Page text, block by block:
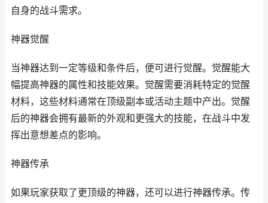
自身的战斗需求。
神器觉醒
当神器达到一定等级和条件后，便可进行觉醒。觉醒能大
幅提高神器的属性和技能效果。觉醒需要消耗特定的觉醒
材料，这些材料通常在顶级副本或活动主题中产出。觉醒
后的神器会拥有最新的外观和更强大的技能，在战斗中发
挥出意想差点的影响。
神器传承
如果玩家获取了更顶级的神器，还可以进行神器传承。传